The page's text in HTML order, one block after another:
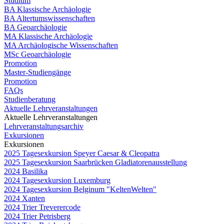
BA Klassische Archäologie
BA Altertumswissenschaften
BA Geoarchäologie
MA Klassische Archäologie
MA Archäologische Wissenschaften
MSc Geoarchäologie
Promotion
Master-Studiengänge
Promotion
FAQs
Studienberatung
Aktuelle Lehrveranstaltungen
Aktuelle Lehrveranstaltungen
Lehrveranstaltungsarchiv
Exkursionen
Exkursionen
2025 Tagesexkursion Speyer Caesar & Cleopatra
2025 Tagesexkursion Saarbrücken Gladiatorenausstellung
2024 Basilika
2024 Tagesexkursion Luxemburg
2024 Tagesexkursion Belginum "KeltenWelten"
2024 Xanten
2024 Trier Treverercode
2024 Trier Petrisberg